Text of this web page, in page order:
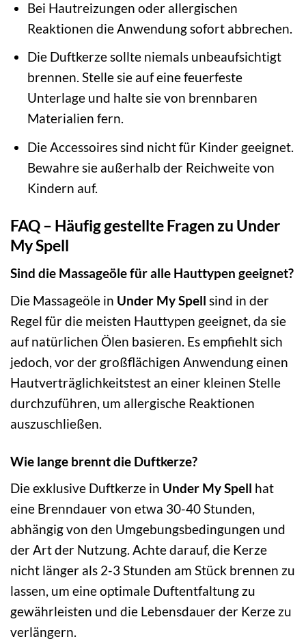
Bei Hautreizungen oder allergischen
Reaktionen die Anwendung sofort abbrechen.
Die Duftkerze sollte niemals unbeaufsichtigt
brennen. Stelle sie auf eine feuerfeste
Unterlage und halte sie von brennbaren
Materialien fern.
Die Accessoires sind nicht für Kinder geeignet.
Bewahre sie außerhalb der Reichweite von
Kindern auf.
FAQ – Häufig gestellte Fragen zu Under
My Spell
Sind die Massageöle für alle Hauttypen geeignet?
Die Massageöle in Under My Spell sind in der
Regel für die meisten Hauttypen geeignet, da sie
auf natürlichen Ölen basieren. Es empfiehlt sich
jedoch, vor der großflächigen Anwendung einen
Hautverträglichkeitstest an einer kleinen Stelle
durchzuführen, um allergische Reaktionen
auszuschließen.
Wie lange brennt die Duftkerze?
Die exklusive Duftkerze in Under My Spell hat
eine Brenndauer von etwa 30-40 Stunden,
abhängig von den Umgebungsbedingungen und
der Art der Nutzung. Achte darauf, die Kerze
nicht länger als 2-3 Stunden am Stück brennen zu
lassen, um eine optimale Duftentfaltung zu
gewährleisten und die Lebensdauer der Kerze zu
verlängern.